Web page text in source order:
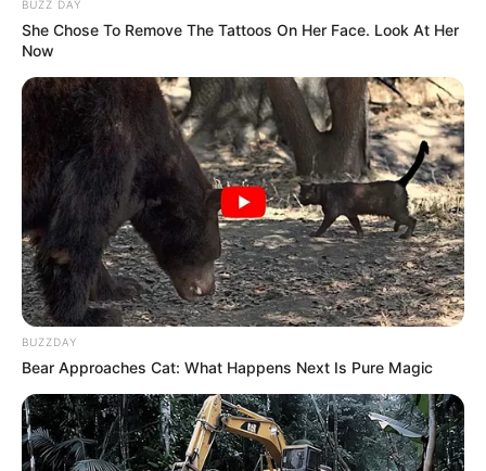
Dès lors, un parcours caché pourrait l’aider.
condition.
Néanmoins, son passé dans l’épreuve plaide en sa faveur.
Ainsi, elle conserve un rôle d’arbitre potentiel.
Koctel du Dain (15) enchaîne les sorties compliquées cet
hiver.
De ce fait, son profil semble moins adapté à cette
opposition.
Cependant, sa tenue reste un atout intrinsèque.
Hooker Berry (16) effectue un retour courageux au plus
haut niveau.
Par ailleurs, sa fraîcheur pourrait jouer en sa faveur.
Toutefois, il semble barré pour un premier rôle.
BUZZ DAY
She Chose To Remove The Tattoos On Her Face. Look At Her
Now
BUZZDAY
Bear Approaches Cat: What Happens Next Is Pure Magic